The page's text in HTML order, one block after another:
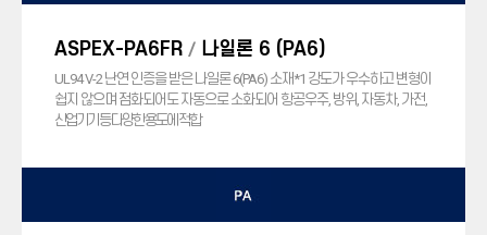
ASPEX-PA6FR / 나일론 6 (PA6)
UL94 V-2 난연 인증을 받은 나일론 6(PA6) 소재*1 강도가 우수하고 변형이
쉽지 않으며 점화되어도 자동으로 소화되어 항공우주, 방위, 자동차, 가전,
산업기기 등 다양한 용도에 적합